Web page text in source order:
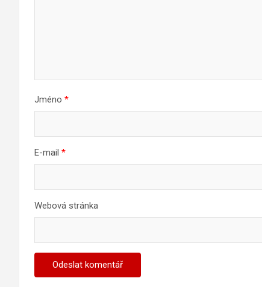
Jméno *
E-mail *
Webová stránka